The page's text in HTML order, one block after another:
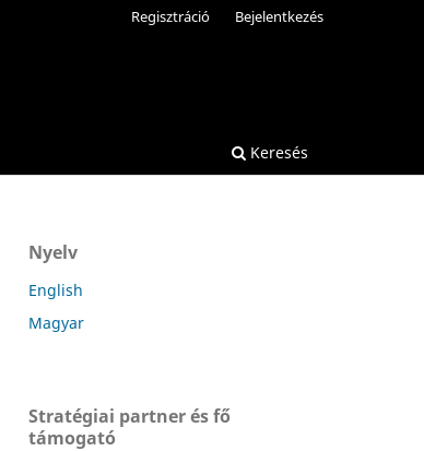
Keresés
Regisztráció Bejelentkezés
Nyelv
English
Magyar
Stratégiai partner és fő
támogató